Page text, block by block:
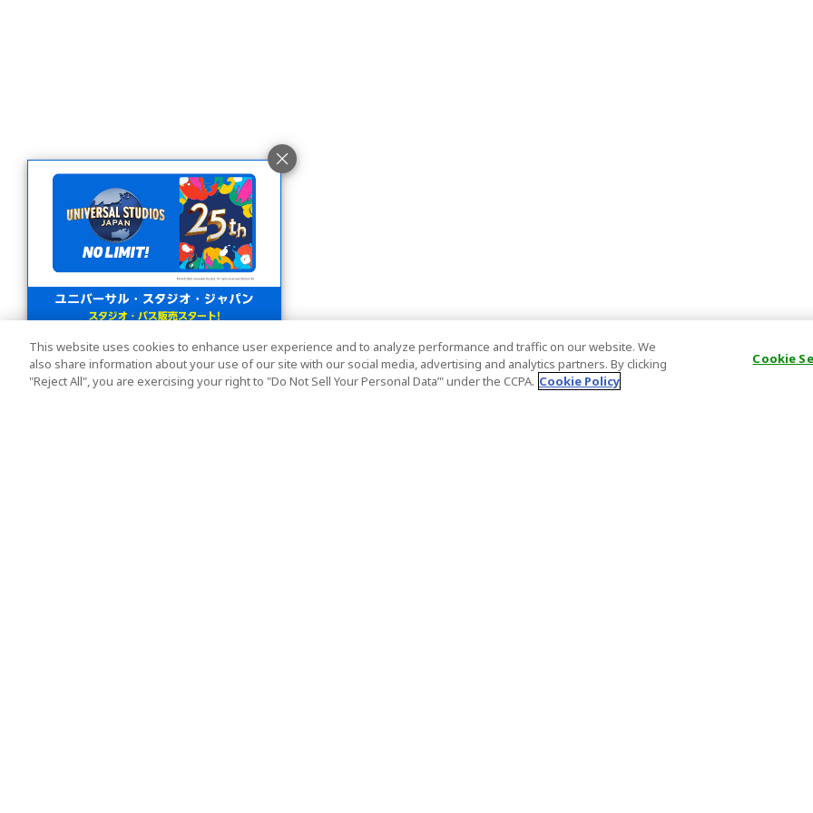
This website uses cookies to enhance user experience and to analyze performance and traffic on our website. We
also share information about your use of our site with our social media, advertising and analytics partners. By clicking
"Reject All", you are exercising your right to "Do Not Sell Your Personal Data’" under the CCPA. Cookie Policy
Cookie